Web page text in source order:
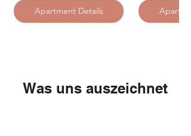
Apartment Details
Was uns auszeichnet